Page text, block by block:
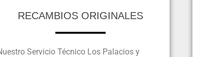
RECAMBIOS ORIGINALES
Servicio Técnico Los Palacios y